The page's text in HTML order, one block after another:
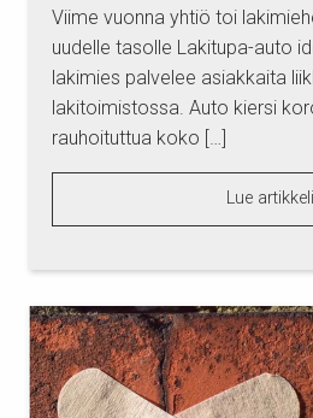
Viime vuonna yhtiö toi
uudelle tasolle Lakitupa-auto
lakimies palvelee asiakkaita
lakitoimistossa. Auto kiersi
rauhoituttua koko […]
Lue artikkeli